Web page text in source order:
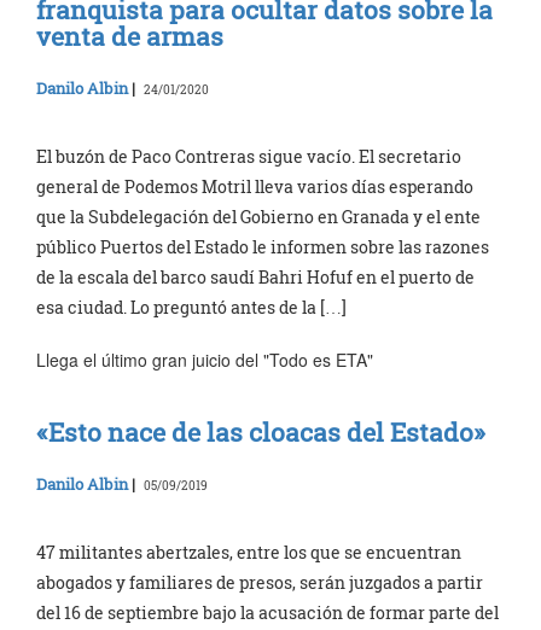
franquista para ocultar datos sobre la
venta de armas
Danilo Albin| 24/01/2020
El buzón de Paco Contreras sigue vacío. El secretario
general de Podemos Motril lleva varios días esperando
que la Subdelegación del Gobierno en Granada y el ente
público Puertos del Estado le informen sobre las razones
de la escala del barco saudí Bahri Hofuf en el puerto de
esa ciudad. Lo preguntó antes de la […]
Llega el último gran juicio del "Todo es ETA"
«Esto nace de las cloacas del Estado»
Danilo Albin| 05/09/2019
47 militantes abertzales, entre los que se encuentran
abogados y familiares de presos, serán juzgados a partir
del 16 de septiembre bajo la acusación de formar parte del